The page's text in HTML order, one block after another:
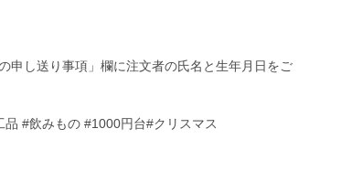
申し送り事項」欄に注文者の氏名と生年月日をご
#飲みもの #1000円台#クリスマス